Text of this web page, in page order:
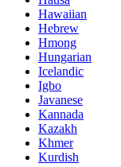
Hawaiian
Hebrew
Hmong
Hungarian
Icelandic
Igbo
Javanese
Kannada
Kazakh
Khmer
Kurdish